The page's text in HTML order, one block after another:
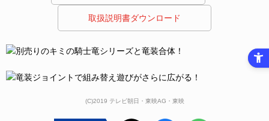
取扱説明書ダウンロード
(C)2019 テレビ朝日・東映AG・東映